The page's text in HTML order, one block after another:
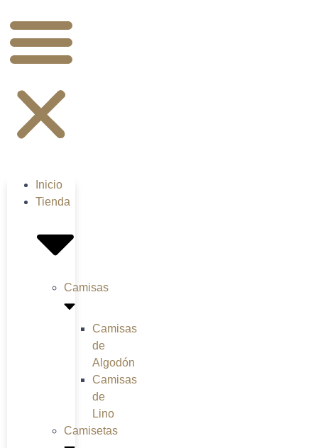
Inicio
Tienda
Camisas
Camisas
de
Algodón
Camisas
de
Lino
Camisetas